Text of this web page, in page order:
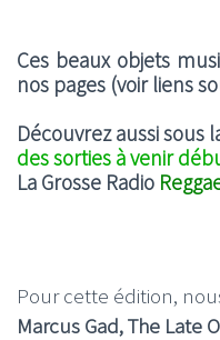
Ces beaux objets
nos pages (voir liens
Découvrez aussi sous
des sorties à venir
La Grosse Radio
Pour cette édition,
Marcus Gad, The Late